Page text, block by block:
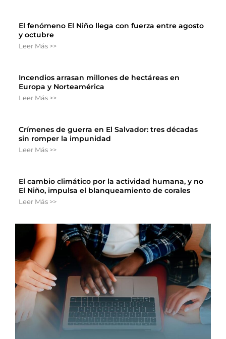
El fenómeno El Niño llega con fuerza entre agosto
y octubre
Leer Más >>
Incendios arrasan millones de hectáreas en
Europa y Norteamérica
Leer Más >>
Crímenes de guerra en El Salvador: tres décadas
sin romper la impunidad
Leer Más >>
El cambio climático por la actividad humana, y no
El Niño, impulsa el blanqueamiento de corales
Leer Más >>